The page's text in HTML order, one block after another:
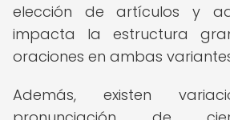
elección de artículos y
impacta la estructura
oraciones en ambas
Además, existen